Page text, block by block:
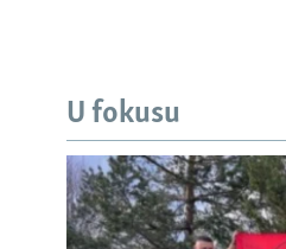
U fokusu